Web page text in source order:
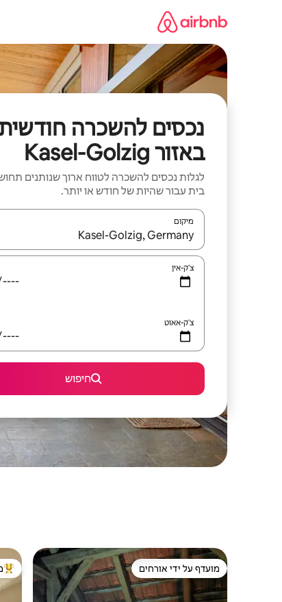
נכסים להשכרה
באזור Kasel-Golzig
לגלות נכסים להשכרה לטווח ארוך שנותנים
בית עבור שהיות של חודש או יותר.
מיקום
כאשר התוצאות יהיו זמינות, יש לנווט עם מקשי
צ'ק-אין
צ'ק-אאוט
חיפוש
מועדף על ידי אורחים
מועדף על ידי אורחים